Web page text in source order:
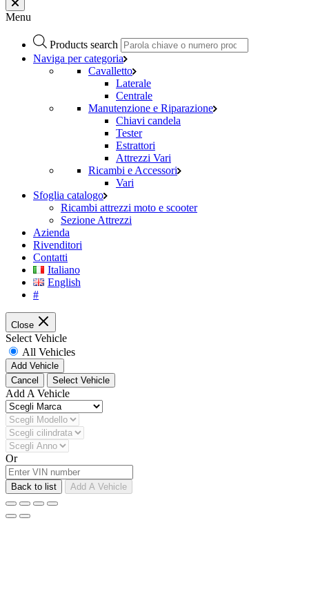
Menu
Products search
Naviga per categoria
Cavalletto
Laterale
Centrale
Manutenzione e Riparazione
Chiavi candela
Tester
Estrattori
Attrezzi Vari
Ricambi e Accessori
Vari
Sfoglia catalogo
Ricambi attrezzi moto e scooter
Sezione Attrezzi
Azienda
Rivenditori
Contatti
Italiano
English
#
Close
Select Vehicle
All Vehicles
Add Vehicle
Cancel
Select Vehicle
Add A Vehicle
Or
Back to list Add A Vehicle